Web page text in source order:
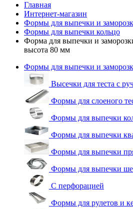
Главная
Интернет-магазин
Формы для выпечки и
Формы для выпечки кольцо
Форма для выпечки и
высота 80 мм
Формы для выпечки и
Высечки для теста с
Формы для слоеного
Формы для выпечки
Формы для выпечки
Формы для выпечки
Формы для выпечки
С перфорацией
Формы для рулетов и